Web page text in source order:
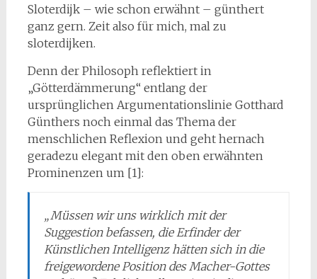
Sloterdijk – wie schon erwähnt – günthert
ganz gern. Zeit also für mich, mal zu
sloterdijken.
Denn der Philosoph reflektiert in
„Götterdämmerung“ entlang der
ursprünglichen Argumentationslinie Gotthard
Günthers noch einmal das Thema der
menschlichen Reflexion und geht hernach
geradezu elegant mit den oben erwähnten
Prominenzen um [1]:
„Müssen wir uns wirklich mit der
Suggestion befassen, die Erfinder der
Künstlichen Intelligenz hätten sich in die
freigewordene Position des Macher-Gottes